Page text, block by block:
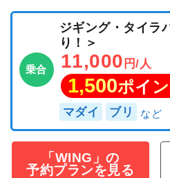
乗合
ジギング・タイラ
り！＞
11,000 円/人
1,500ポイ
マダイ ブリ
「WING」の
予約プランを見る